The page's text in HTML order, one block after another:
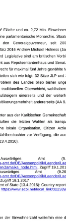
Fläche und ca. 2,72 Mio.
parlamentarische Monarchie,
den   Generalgouverneur,   seit
2016 Andrew Michael Holness
Legislative sind am britischen
aus Repräsentantenhaus und
für maximal fünf Jahre gewählte
sich wie folgt: 32 Sitze JLP und
des   Landes   blieb   bisher
Oberschicht,
einerseits   und   der
andererseits (AA
aus der Karibischen
die   letzten   Wahlen   als
lokale   Organisation,   Citizen
zur Verfügung, die
Auswärtiges Amt
amt.de/DE/Aussenpolitik/Laender/
Jamaika_node.html, Zugriff
Amt
amt.de/DE/Aussenpolitik/Laender/
19.1.2017
of State (13.4.2016): Country
https://www.ecoi.net/local_link/
der Einwohnerzahl weiterhin eine